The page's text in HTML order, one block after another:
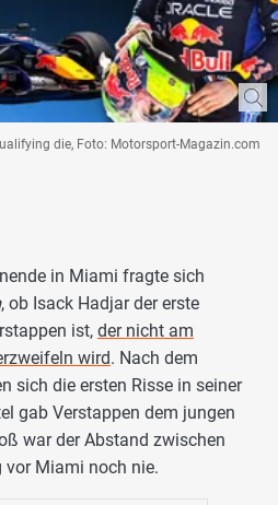
die, Foto: Motorsport-Magazin.com
in Miami fragte sich
, ob Isack Hadjar der erste
ist, der nicht am
wird. Nach dem
sich die ersten Risse in seiner
gab Verstappen dem jungen
war der Abstand zwischen
Miami noch nie.